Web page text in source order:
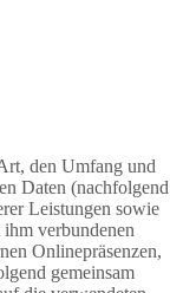
den Umfang und
Daten (nachfolgend
Leistungen sowie
verbundenen
Onlinepräsenzen,
gemeinsam